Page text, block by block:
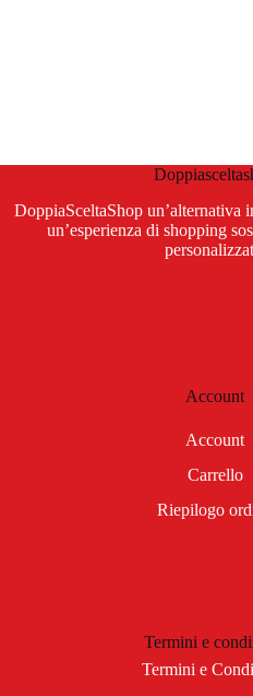
DoppiaSceltaShop un’alternativa
un’esperienza di shopping
Account
Account
Carrello
Riepilogo
Termini e
Termini e